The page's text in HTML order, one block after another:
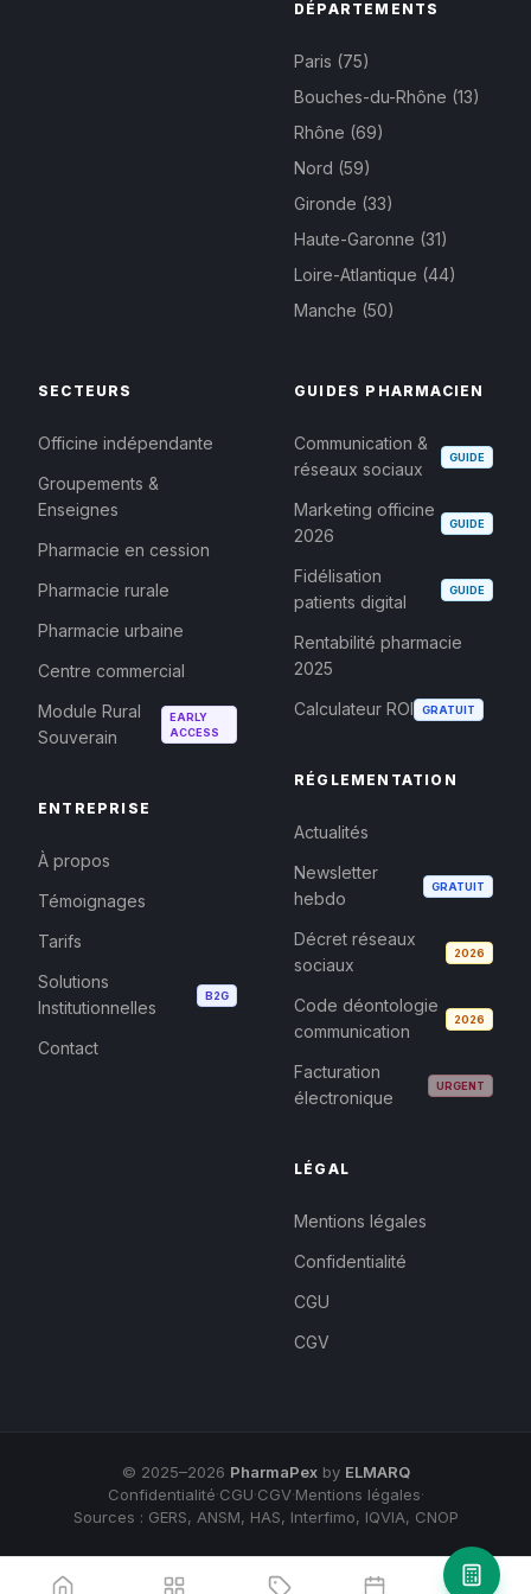
DÉPARTEMENTS
Paris (75)
Bouches-du-Rhône (13)
Rhône (69)
Nord (59)
Gironde (33)
Haute-Garonne (31)
Loire-Atlantique (44)
Manche (50)
SECTEURS
Officine indépendante
Groupements &
Enseignes
Pharmacie en cession
Pharmacie rurale
Pharmacie urbaine
Centre commercial
Module Rural
Souverain
EARLY
ACCESS
ENTREPRISE
À propos
Témoignages
Tarifs
Solutions
Institutionnelles
B2G
Contact
GUIDES PHARMACIEN
Communication &
réseaux sociaux
GUIDE
Marketing officine
2026
GUIDE
Fidélisation
patients digital
GUIDE
Rentabilité pharmacie
2025
Calculateur ROI
GRATUIT
RÉGLEMENTATION
Actualités
Newsletter
hebdo
GRATUIT
Décret réseaux
sociaux
2026
Code déontologie
communication
2026
Facturation
électronique
URGENT
LÉGAL
Mentions légales
Confidentialité
CGU
CGV
© 2025–2026 PharmaPexby ELMARQ
Confidentialité·CGU·CGV·Mentions légales·
Sources : GERS, ANSM, HAS, Interfimo, IQVIA, CNOP